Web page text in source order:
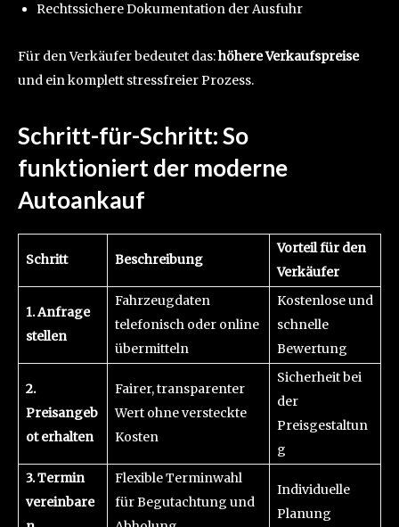
Rechtssichere Dokumentation der Ausfuhr
Für den Verkäufer bedeutet das:höhere Verkaufspreise
und ein komplett stressfreier Prozess.
Schritt-für-Schritt: So
funktioniert der moderne
Autoankauf
Schritt Beschreibung
Vorteil für den
Verkäufer
1. Anfrage
stellen
Fahrzeugdaten
telefonisch oder online
übermitteln
Kostenlose und
schnelle
Bewertung
2.
Preisangeb
ot erhalten
Fairer, transparenter
Wert ohne versteckte
Kosten
Sicherheit bei
der
Preisgestaltun
g
3. Termin
vereinbare
Flexible Terminwahl
für Begutachtung und
Individuelle
Planung